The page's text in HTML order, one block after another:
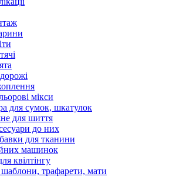
мікси
для сумок, шкатулок
для шиття
до них
для тканини
машинок
квілтінгу
шаблони, трафарети, мати